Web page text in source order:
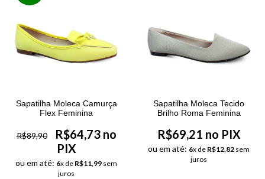
Sapatilha Moleca Camurça
Flex Feminina
R$89,90
R$64,73 no
PIX
ou em até: 6x de R$11,99 sem
juros
Sapatilha Moleca Tecido
Brilho Roma Feminina
R$69,21 no PIX
ou em até: 6x de R$12,82 sem
juros